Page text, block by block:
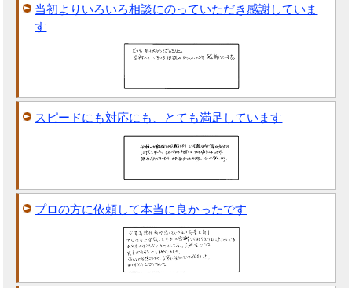
当初よりいろいろ相談にのっていただき感謝していま
す
スピードにも対応にも、とても満足しています
プロの方に依頼して本当に良かったです